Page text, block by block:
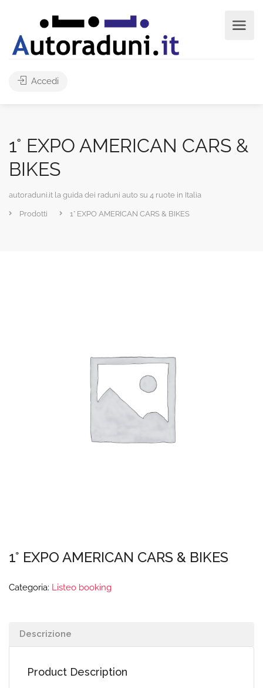
Accedi
1° EXPO AMERICAN CARS &
BIKES
autoraduni.it la guida dei raduni auto su 4 ruote in Italia
Prodotti 1° EXPO AMERICAN CARS & BIKES
1° EXPO AMERICAN CARS & BIKES
Categoria: Listeo booking
Descrizione
Product Description